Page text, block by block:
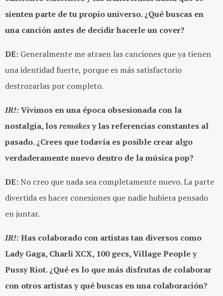
sienten parte de tu propio universo. ¿Qué buscas en
una canción antes de decidir hacerle un cover?
DE: Generalmente me atraen las canciones que ya tienen
una identidad fuerte, porque es más satisfactorio
destrozarlas por completo.
IR!:Vivimos en una época obsesionada con la
nostalgia, losremakesy las referencias constantes al
pasado. ¿Crees que todavía es posible crear algo
verdaderamente nuevo dentro de la música pop?
DE:No creo que nada sea completamente nuevo. La parte
divertida es hacer conexiones que nadie hubiera pensado
en juntar.
IR!:Has colaborado con artistas tan diversos como
Lady Gaga, Charli XCX, 100 gecs, Village People y
Pussy Riot. ¿Qué es lo que más disfrutas de colaborar
con otros artistas y qué buscas en una colaboración?